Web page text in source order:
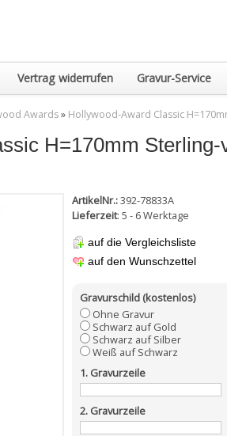
Vertrag widerrufen Gravur-Service
Awards» Hollywood-Award Classic
H=170mm
ArtikelNr.:392-78833A
Lieferzeit: 5 - 6 Werktage
auf die Vergleichsliste
auf den Wunschzettel
Gravurschild (kostenlos)
Ohne Gravur
Schwarz auf Gold
Schwarz auf Silber
Weiß auf Schwarz
1. Gravurzeile
2. Gravurzeile